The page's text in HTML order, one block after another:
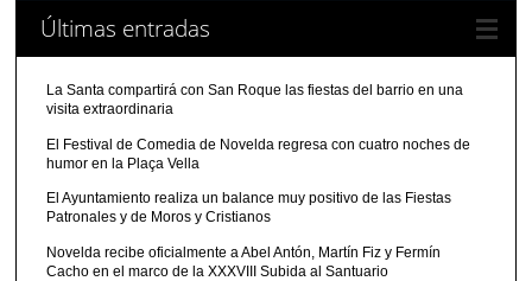
Últimas entradas
La Santa compartirá con San Roque las fiestas del barrio en una
visita extraordinaria
El Festival de Comedia de Novelda regresa con cuatro noches de
humor en la Plaça Vella
El Ayuntamiento realiza un balance muy positivo de las Fiestas
Patronales y de Moros y Cristianos
Novelda recibe oficialmente a Abel Antón, Martín Fiz y Fermín
Cacho en el marco de la XXXVIII Subida al Santuario